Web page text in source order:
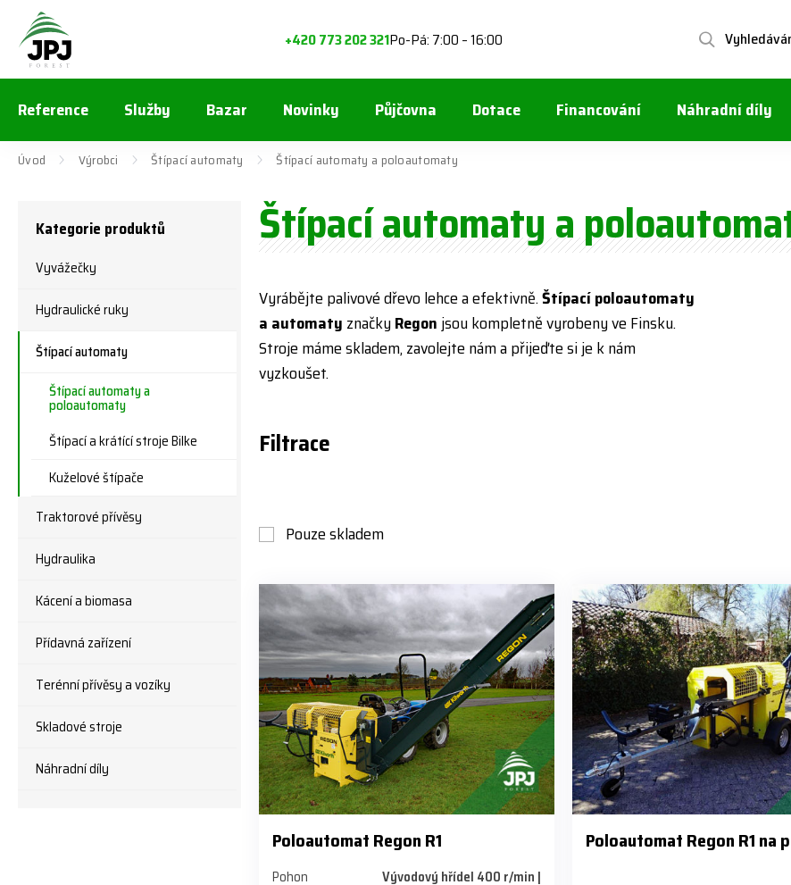
+420 773 202 321Po-Pá: 7:00 – 16:00
Reference Služby Bazar Novinky Půjčovna Dotace Financování Náhradní díly
Úvod Výrobci Štípací automaty Štípací automaty a poloautomaty
Kategorie produktů
Vyvážečky
Hydraulické ruky
Štípací automaty
Štípací automaty a
poloautomaty
Štípací a krátící stroje Bilke
Kuželové štípače
Traktorové přívěsy
Hydraulika
Kácení a biomasa
Přídavná zařízení
Terénní přívěsy a vozíky
Skladové stroje
Náhradní díly
Štípací automaty a
Vyrábějte palivové dřevo lehce a efektivně.Štípací poloautomaty
a automaty značkyRegonjsou kompletně vyrobeny ve Finsku.
Stroje máme skladem, zavolejte nám a přijeďte si je k nám
vyzkoušet.
Filtrace
Pouze skladem
Poloautomat Regon R1
Pohon Vývodový hřídel 400 r/min |
Poloautomat Regon R1 na